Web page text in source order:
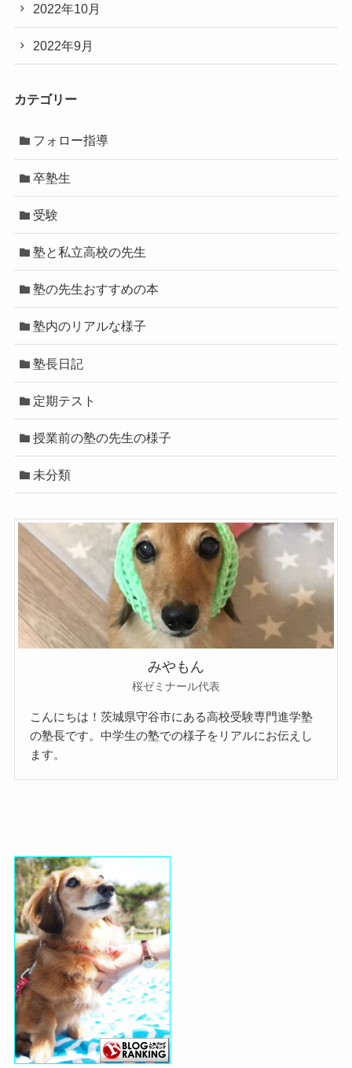
2022年10月
2022年9月
カテゴリー
フォロー指導
卒塾生
受験
塾と私立高校の先生
塾の先生おすすめの本
塾内のリアルな様子
塾長日記
定期テスト
授業前の塾の先生の様子
未分類
みやもん
桜ゼミナール代表
こんにちは！茨城県守谷市にある高校受験専門進学塾
の塾長です。中学生の塾での様子をリアルにお伝えし
ます。